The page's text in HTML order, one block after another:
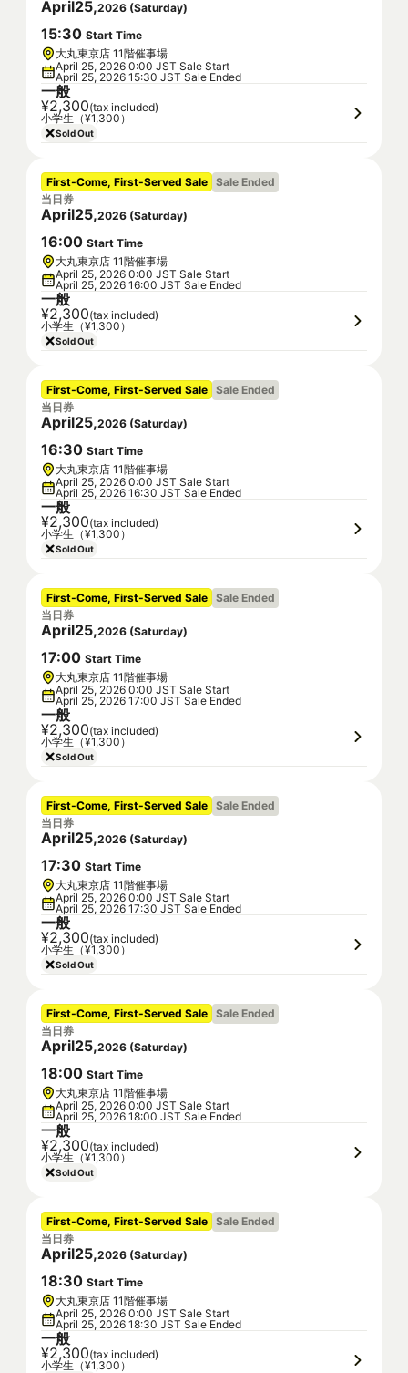
April25,2026 (Saturday)
15:30 Start Time
大丸東京店 11階催事場
April 25, 2026 0:00 JST Sale Start
April 25, 2026 15:30 JST Sale Ended
一般
¥2,300(tax included)
小学生（¥1,300）
Sold Out
First-Come, First-Served Sale Sale Ended
当日券
April25,2026 (Saturday)
16:00 Start Time
大丸東京店 11階催事場
April 25, 2026 0:00 JST Sale Start
April 25, 2026 16:00 JST Sale Ended
一般
¥2,300(tax included)
小学生（¥1,300）
Sold Out
First-Come, First-Served Sale Sale Ended
当日券
April25,2026 (Saturday)
16:30 Start Time
大丸東京店 11階催事場
April 25, 2026 0:00 JST Sale Start
April 25, 2026 16:30 JST Sale Ended
一般
¥2,300(tax included)
小学生（¥1,300）
Sold Out
First-Come, First-Served Sale Sale Ended
当日券
April25,2026 (Saturday)
17:00 Start Time
大丸東京店 11階催事場
April 25, 2026 0:00 JST Sale Start
April 25, 2026 17:00 JST Sale Ended
一般
¥2,300(tax included)
小学生（¥1,300）
Sold Out
First-Come, First-Served Sale Sale Ended
当日券
April25,2026 (Saturday)
17:30 Start Time
大丸東京店 11階催事場
April 25, 2026 0:00 JST Sale Start
April 25, 2026 17:30 JST Sale Ended
一般
¥2,300(tax included)
小学生（¥1,300）
Sold Out
First-Come, First-Served Sale Sale Ended
当日券
April25,2026 (Saturday)
18:00 Start Time
大丸東京店 11階催事場
April 25, 2026 0:00 JST Sale Start
April 25, 2026 18:00 JST Sale Ended
一般
¥2,300(tax included)
小学生（¥1,300）
Sold Out
First-Come, First-Served Sale Sale Ended
当日券
April25,2026 (Saturday)
18:30 Start Time
大丸東京店 11階催事場
April 25, 2026 0:00 JST Sale Start
April 25, 2026 18:30 JST Sale Ended
一般
¥2,300(tax included)
小学生（¥1,300）